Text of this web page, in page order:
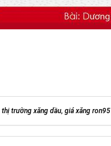
thị trường xăng dầu, giá xăng ron95